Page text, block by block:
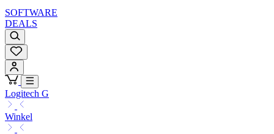
SOFTWARE
DEALS
Logitech G
Winkel